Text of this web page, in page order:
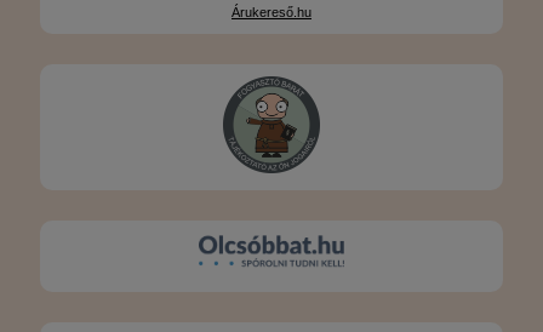
Árukereső.hu